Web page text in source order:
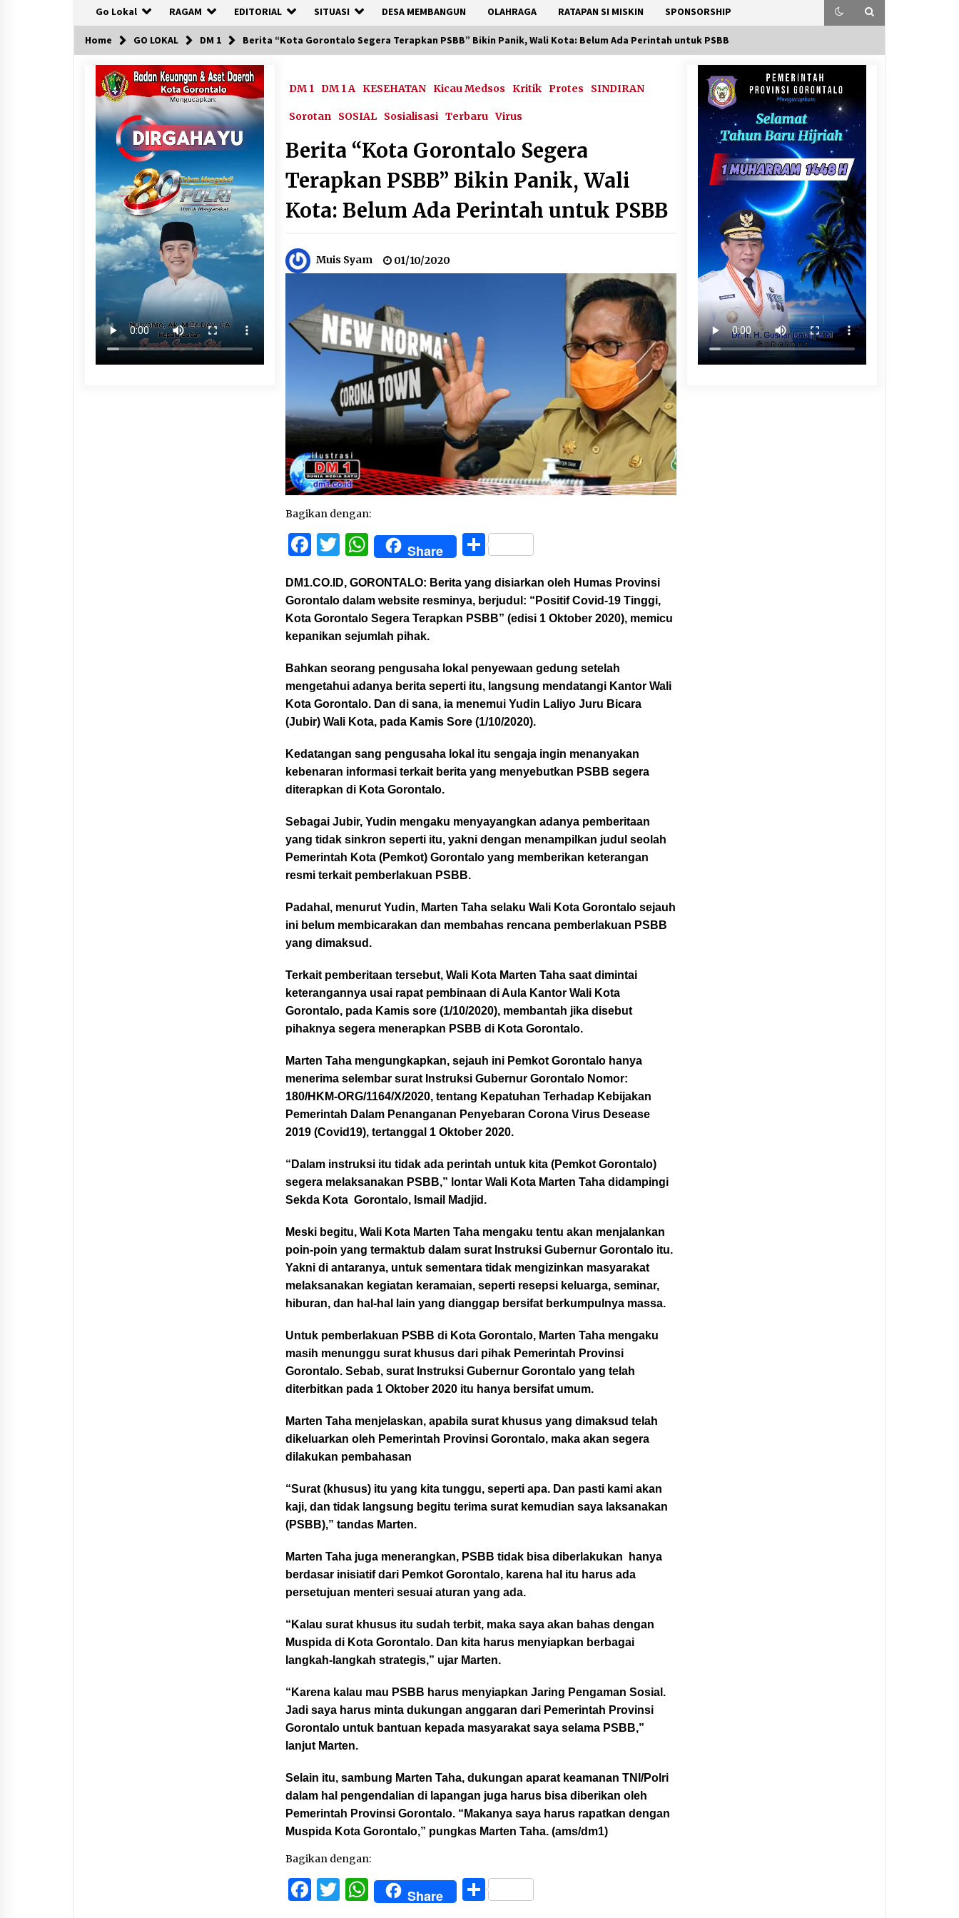
Go Lokal RAGAM EDITORIAL SITUASI DESA MEMBANGUN OLAHRAGA RATAPAN SI MISKIN SPONSORSHIP
Home GO LOKAL DM 1 Berita “Kota Gorontalo Segera Terapkan PSBB” Bikin Panik, Wali Kota: Belum Ada Perintah untuk PSBB
DM 1 DM 1 A KESEHATAN Kicau Medsos Kritik Protes SINDIRAN
Sorotan SOSIAL Sosialisasi Terbaru Virus
Berita “Kota Gorontalo Segera
Terapkan PSBB” Bikin Panik, Wali
Kota: Belum Ada Perintah untuk PSBB
Muis Syam 01/10/2020
Bagikan dengan:
Facebook
Twitter
WhatsApp
Share Share
DM1.CO.ID, GORONTALO: Berita yang disiarkan oleh Humas Provinsi
Gorontalo dalam website resminya, berjudul: “Positif Covid-19 Tinggi,
Kota Gorontalo Segera Terapkan PSBB” (edisi 1 Oktober 2020), memicu
kepanikan sejumlah pihak.
Bahkan seorang pengusaha lokal penyewaan gedung setelah
mengetahui adanya berita seperti itu, langsung mendatangi Kantor Wali
Kota Gorontalo. Dan di sana, ia menemui Yudin Laliyo Juru Bicara
(Jubir) Wali Kota, pada Kamis Sore (1/10/2020).
Kedatangan sang pengusaha lokal itu sengaja ingin menanyakan
kebenaran informasi terkait berita yang menyebutkan PSBB segera
diterapkan di Kota Gorontalo.
Sebagai Jubir, Yudin mengaku menyayangkan adanya pemberitaan
yang tidak sinkron seperti itu, yakni dengan menampilkan judul seolah
Pemerintah Kota (Pemkot) Gorontalo yang memberikan keterangan
resmi terkait pemberlakuan PSBB.
Padahal, menurut Yudin, Marten Taha selaku Wali Kota Gorontalo sejauh
ini belum membicarakan dan membahas rencana pemberlakuan PSBB
yang dimaksud.
Terkait pemberitaan tersebut, Wali Kota Marten Taha saat dimintai
keterangannya usai rapat pembinaan di Aula Kantor Wali Kota
Gorontalo, pada Kamis sore (1/10/2020), membantah jika disebut
pihaknya segera menerapkan PSBB di Kota Gorontalo.
Marten Taha mengungkapkan, sejauh ini Pemkot Gorontalo hanya
menerima selembar surat Instruksi Gubernur Gorontalo Nomor:
180/HKM-ORG/1164/X/2020, tentang Kepatuhan Terhadap Kebijakan
Pemerintah Dalam Penanganan Penyebaran Corona Virus Desease
2019 (Covid19), tertanggal 1 Oktober 2020.
“Dalam instruksi itu tidak ada perintah untuk kita (Pemkot Gorontalo)
segera melaksanakan PSBB,” lontar Wali Kota Marten Taha didampingi
Sekda Kota Gorontalo, Ismail Madjid.
Meski begitu, Wali Kota Marten Taha mengaku tentu akan menjalankan
poin-poin yang termaktub dalam surat Instruksi Gubernur Gorontalo itu.
Yakni di antaranya, untuk sementara tidak mengizinkan masyarakat
melaksanakan kegiatan keramaian, seperti resepsi keluarga, seminar,
hiburan, dan hal-hal lain yang dianggap bersifat berkumpulnya massa.
Untuk pemberlakuan PSBB di Kota Gorontalo, Marten Taha mengaku
masih menunggu surat khusus dari pihak Pemerintah Provinsi
Gorontalo. Sebab, surat Instruksi Gubernur Gorontalo yang telah
diterbitkan pada 1 Oktober 2020 itu hanya bersifat umum.
Marten Taha menjelaskan, apabila surat khusus yang dimaksud telah
dikeluarkan oleh Pemerintah Provinsi Gorontalo, maka akan segera
dilakukan pembahasan
“Surat (khusus) itu yang kita tunggu, seperti apa. Dan pasti kami akan
kaji, dan tidak langsung begitu terima surat kemudian saya laksanakan
(PSBB),” tandas Marten.
Marten Taha juga menerangkan, PSBB tidak bisa diberlakukan hanya
berdasar inisiatif dari Pemkot Gorontalo, karena hal itu harus ada
persetujuan menteri sesuai aturan yang ada.
“Kalau surat khusus itu sudah terbit, maka saya akan bahas dengan
Muspida di Kota Gorontalo. Dan kita harus menyiapkan berbagai
langkah-langkah strategis,” ujar Marten.
“Karena kalau mau PSBB harus menyiapkan Jaring Pengaman Sosial.
Jadi saya harus minta dukungan anggaran dari Pemerintah Provinsi
Gorontalo untuk bantuan kepada masyarakat saya selama PSBB,”
lanjut Marten.
Selain itu, sambung Marten Taha, dukungan aparat keamanan TNI/Polri
dalam hal pengendalian di lapangan juga harus bisa diberikan oleh
Pemerintah Provinsi Gorontalo. “Makanya saya harus rapatkan dengan
Muspida Kota Gorontalo,” pungkas Marten Taha. (ams/dm1)
Bagikan dengan:
Facebook
Twitter
WhatsApp
Share Share